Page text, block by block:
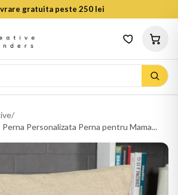
gratuita peste 250 lei
/
Personalizata Perna pentru Mama...